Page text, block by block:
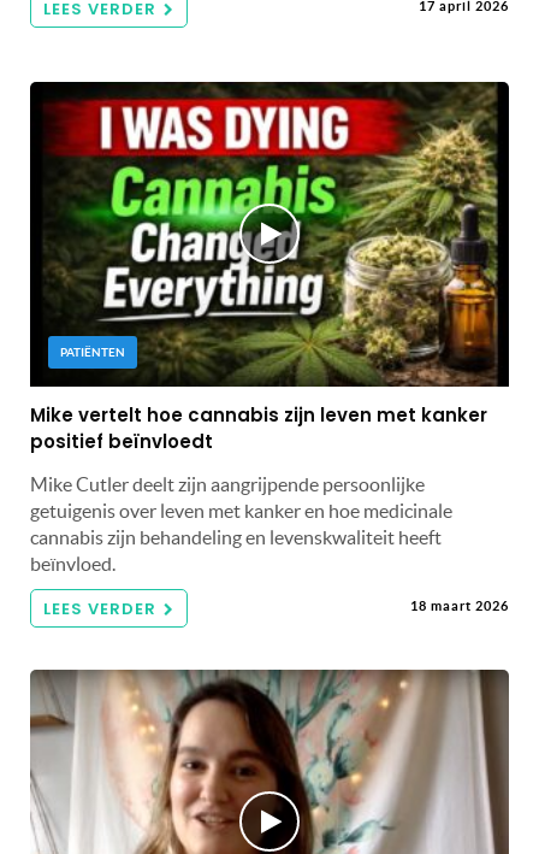
LEES VERDER 17 april 2026
PATIËNTEN
Mike vertelt hoe cannabis zijn leven met kanker
positief beïnvloedt
Mike Cutler deelt zijn aangrijpende persoonlijke
getuigenis over leven met kanker en hoe medicinale
cannabis zijn behandeling en levenskwaliteit heeft
beïnvloed.
LEES VERDER 18 maart 2026